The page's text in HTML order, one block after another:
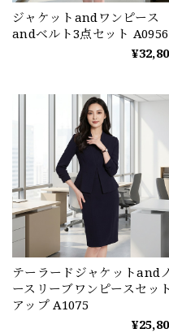
ジャケットandワンピース
andベルト3点セット A0956
テーラードジャケットandノ
ースリーブワンピースセット
アップ A1075